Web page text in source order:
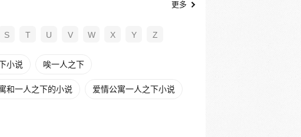
更多
S T U V W X Y Z
小说 唉一人之下
和一人之下的小说 爱情公寓一人之下小说